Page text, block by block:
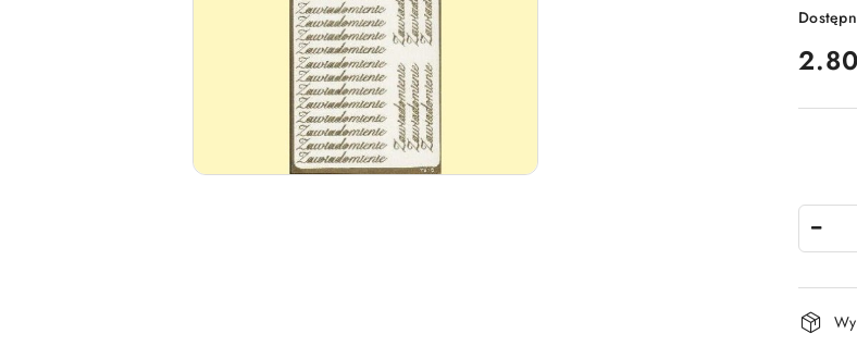
cena:
2.80